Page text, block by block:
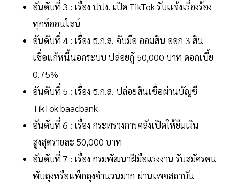
อันดับที่ 3 : เรื่อง ปปง. เปิด TikTok รับเเจ้งเรื่องร้อง
ทุกข์ออนไลน์
อันดับที่ 4 : เรื่อง ธ.ก.ส. จับมือ ออมสิน ออก 3 สิน
เชื่อแก้หนี้นอกระบบ ปล่อยกู้ 50,000 บาท ดอกเบี้ย
0.75%
อันดับที่ 5 : เรื่อง ธ.ก.ส. ปล่อยสินเชื่อผ่านบัญชี
TikTok baacbank
อันดับที่ 6 : เรื่อง กระทรวงการคลังเปิดให้ยืมเงิน
สูงสุดรายละ 50,000 บาท
อันดับที่ 7 : เรื่อง กรมพัฒนาฝีมือแรงงาน รับสมัครคน
พับถุงหรือแพ็กถุงจำนวนมาก ผ่านเพจสถาบัน